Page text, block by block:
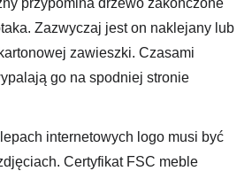
przypomina drzewo zakończone
Zazwyczaj jest on naklejany lub
zawieszki. Czasami
go na spodniej stronie
internetowych logo musi być
Certyfikat FSC meble